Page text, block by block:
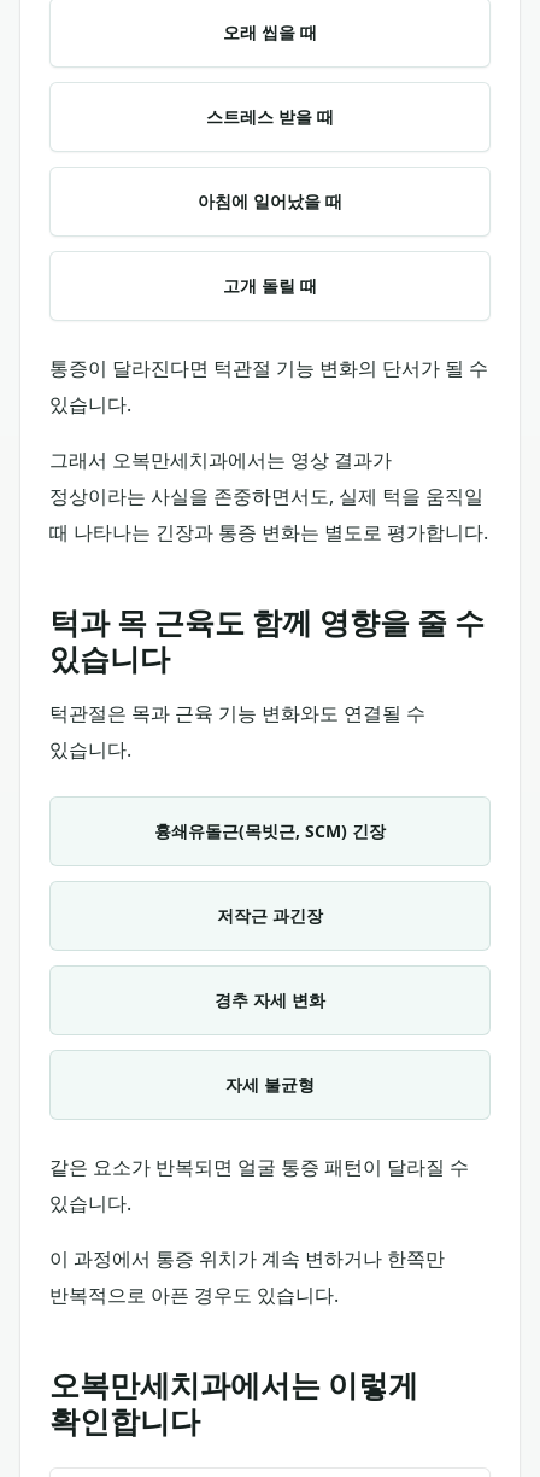
오래 씹을 때
스트레스 받을 때
아침에 일어났을 때
고개 돌릴 때
통증이 달라진다면 턱관절 기능 변화의 단서가 될 수
있습니다.
그래서 오복만세치과에서는 영상 결과가
정상이라는 사실을 존중하면서도, 실제 턱을 움직일
때 나타나는 긴장과 통증 변화는 별도로 평가합니다.
턱과 목 근육도 함께 영향을 줄 수
있습니다
턱관절은 목과 근육 기능 변화와도 연결될 수
있습니다.
흉쇄유돌근(목빗근, SCM) 긴장
저작근 과긴장
경추 자세 변화
자세 불균형
같은 요소가 반복되면 얼굴 통증 패턴이 달라질 수
있습니다.
이 과정에서 통증 위치가 계속 변하거나 한쪽만
반복적으로 아픈 경우도 있습니다.
오복만세치과에서는 이렇게
확인합니다